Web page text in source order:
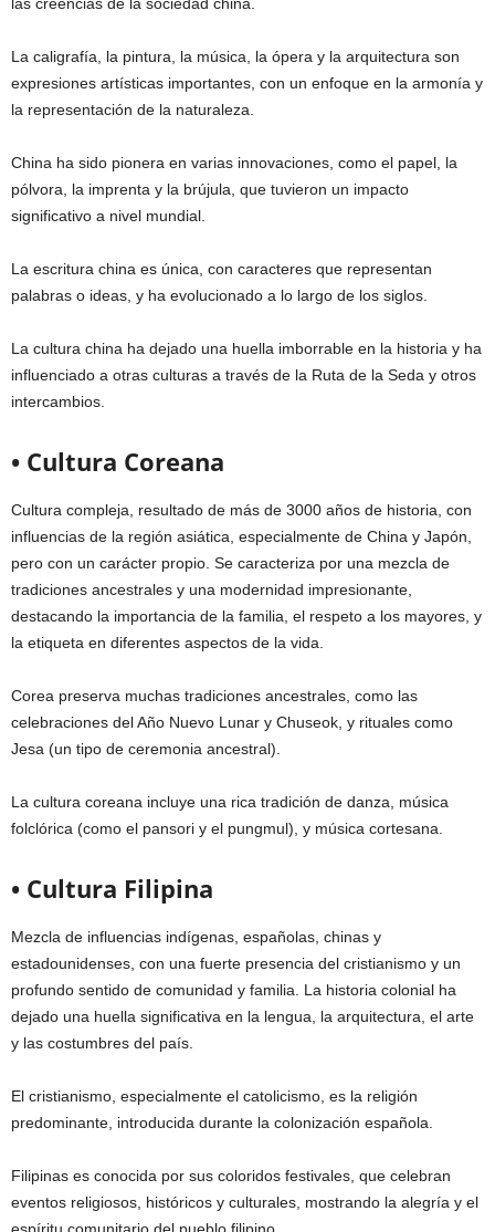
La caligrafía, la pintura, la música, la ópera y la arquitectura son
expresiones artísticas importantes, con un enfoque en la armonía y
la representación de la naturaleza.
China ha sido pionera en varias innovaciones, como el papel, la
pólvora, la imprenta y la brújula, que tuvieron un impacto
significativo a nivel mundial.
La escritura china es única, con caracteres que representan
palabras o ideas, y ha evolucionado a lo largo de los siglos.
La cultura china ha dejado una huella imborrable en la historia y ha
influenciado a otras culturas a través de la Ruta de la Seda y otros
intercambios.
• Cultura Coreana
Cultura compleja, resultado de más de 3000 años de historia, con
influencias de la región asiática, especialmente de China y Japón,
pero con un carácter propio. Se caracteriza por una mezcla de
tradiciones ancestrales y una modernidad impresionante,
destacando la importancia de la familia, el respeto a los mayores, y
la etiqueta en diferentes aspectos de la vida.
Corea preserva muchas tradiciones ancestrales, como las
celebraciones del Año Nuevo Lunar y Chuseok, y rituales como
Jesa (un tipo de ceremonia ancestral).
La cultura coreana incluye una rica tradición de danza, música
folclórica (como el pansori y el pungmul), y música cortesana.
• Cultura Filipina
Mezcla de influencias indígenas, españolas, chinas y
estadounidenses, con una fuerte presencia del cristianismo y un
profundo sentido de comunidad y familia. La historia colonial ha
dejado una huella significativa en la lengua, la arquitectura, el arte
y las costumbres del país.
El cristianismo, especialmente el catolicismo, es la religión
predominante, introducida durante la colonización española.
Filipinas es conocida por sus coloridos festivales, que celebran
eventos religiosos, históricos y culturales, mostrando la alegría y el